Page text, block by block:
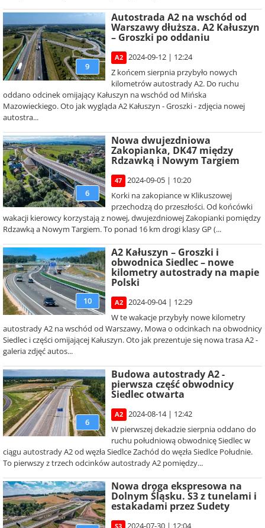
9
Autostrada A2 na wschód od
Warszawy dłuższa. A2 Kałuszyn
– Groszki po oddaniu
A2
2024-09-12 | 12:24
Z końcem sierpnia przybyło nowych
kilometrów autostrady A2. Do ruchu
oddano odcinek omijający Kałuszyn na wschód od Mińska
Mazowieckiego. Oto jak wygląda A2 Kałuszyn - Groszki - zdjęcia nowej
autostra...
6
Nowa dwujezdniowa
Zakopianka, DK47 między
Rdzawką i Nowym Targiem
47
2024-09-05 | 10:20
Korki na zakopiance w Klikuszowej
przechodzą do przeszłości. Od końcówki
wakacji kierowcy korzystają z nowej, dwujezdniowej Zakopianki pomiędzy
Rdzawką a Nowym Targiem. To ponad 16 km drogi klasy GP (...
10
A2 Kałuszyn – Groszki i
obwodnica Siedlec – nowe
kilometry autostrady na mapie
Polski
A2
2024-09-04 | 12:29
W te wakacje przybyły nowe kilometry
autostrady A2 na wschód od Warszawy, Mowa o odcinkach na obwodnicy
Siedlec i części omijającej Kałuszyn. Oto jak prezentuje się nowa trasa A2 -
galeria zdjęć autos...
6
Budowa autostrady A2 -
pierwsza część obwodnicy
Siedlec otwarta
A2
2024-08-14 | 12:42
W pierwszej dekadzie sierpnia oddano do
ruchu południową obwodnicę Siedlec w
ciągu autostrady A2 od węzła Siedlce Zachód do węzła Siedlce Południe.
To pierwszy z trzech odcinków autostrady A2 pomiędzy...
Nowa droga ekspresowa na
Dolnym Śląsku. S3 z tunelami i
estakadami przez Sudety
S3 2024-07-30 | 12:04